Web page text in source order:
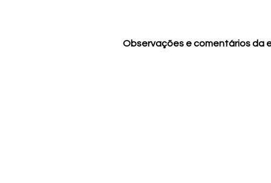
Observações e comentários da